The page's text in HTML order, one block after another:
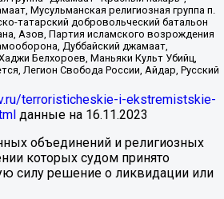
Мусульманская религиозная группа п.
татарский добровольческий батальон
Азов, Партия исламского возрождения
Дуббайский джамаат,
Белхороев, Маньяки Культ Убийц,
Легион Свобода России, Айдар, Русский
terroristicheskie-i-ekstremistskie-
данные на 16.11.2023
объединений и религиозных
которых судом принято
силу решение о ликвидации или